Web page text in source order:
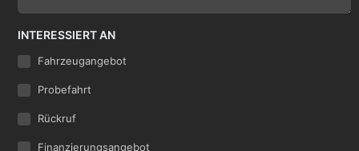
INTERESSIERT AN
Fahrzeugangebot
Probefahrt
Rückruf
Finanzierungsangebot